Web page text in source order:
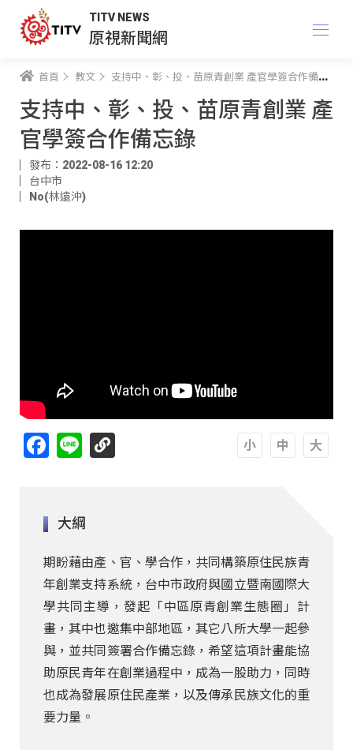
TITV NEWS
原視新聞網
首頁 教文 支持中、彰、投、苗原青創業 產官學簽合作備忘錄
支持中、彰、投、苗原青創業 產
官學簽合作備忘錄
發布：2022-08-16 12:20
台中市
No(林遠沖)
Facebook
Line
大綱
期盼藉由產、官、學合作，共同構築原住民族青
年創業支持系統，台中市政府與國立暨南國際大
學共同主導，發起「中區原青創業生態圈」計
畫，其中也邀集中部地區，其它八所大學一起參
與，並共同簽署合作備忘錄，希望這項計畫能協
助原民青年在創業過程中，成為一股助力，同時
也成為發展原住民產業，以及傳承民族文化的重
要力量。